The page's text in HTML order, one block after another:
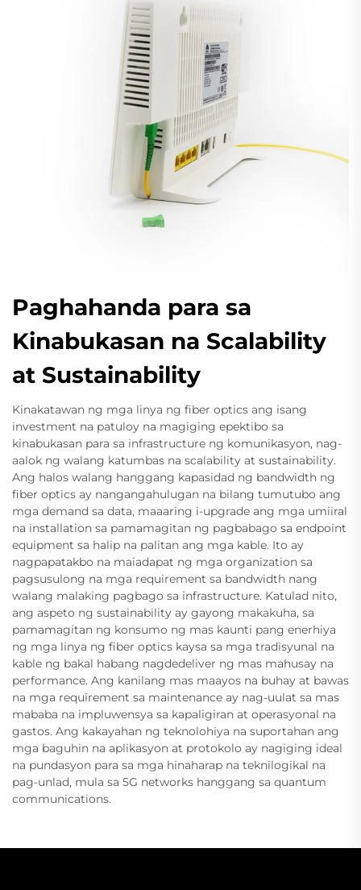
Paghahanda para sa
Kinabukasan na Scalability
at Sustainability
Kinakatawan ng mga linya ng fiber optics ang isang
investment na patuloy na magiging epektibo sa
kinabukasan para sa infrastructure ng komunikasyon, nag-
aalok ng walang katumbas na scalability at sustainability.
Ang halos walang hanggang kapasidad ng bandwidth ng
fiber optics ay nangangahulugan na bilang tumutubo ang
mga demand sa data, maaaring i-upgrade ang mga umiiral
na installation sa pamamagitan ng pagbabago sa endpoint
equipment sa halip na palitan ang mga kable. Ito ay
nagpapatakbo na maiadapat ng mga organization sa
pagsusulong na mga requirement sa bandwidth nang
walang malaking pagbago sa infrastructure. Katulad nito,
ang aspeto ng sustainability ay gayong makakuha, sa
pamamagitan ng konsumo ng mas kaunti pang enerhiya
ng mga linya ng fiber optics kaysa sa mga tradisyunal na
kable ng bakal habang nagdedeliver ng mas mahusay na
performance. Ang kanilang mas maayos na buhay at bawas
na mga requirement sa maintenance ay nag-uulat sa mas
mababa na impluwensya sa kapaligiran at operasyonal na
gastos. Ang kakayahan ng teknolohiya na suportahan ang
mga baguhin na aplikasyon at protokolo ay nagiging ideal
na pundasyon para sa mga hinaharap na teknilogikal na
pag-unlad, mula sa 5G networks hanggang sa quantum
communications.